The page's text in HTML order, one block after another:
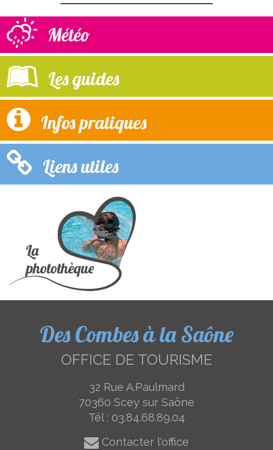
Météo
Les guides
Infos pratiques
Liens utiles
Des Combes à la Saône
OFFICE DE TOURISME
32 Rue A.Paulmard
70360 Scey sur Saône
Tél : 03.84.68.89.04
Contacter l'office